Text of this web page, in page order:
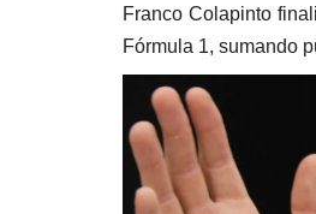
Franco Colapinto
Fórmula 1, sumando